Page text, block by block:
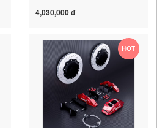
S40 S80 S90 S60L
4,030,000 đ
HOT